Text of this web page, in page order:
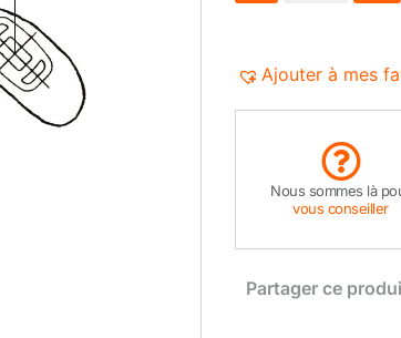
Ajouter à mes
Nous sommes là
vous conseiller
Partager ce